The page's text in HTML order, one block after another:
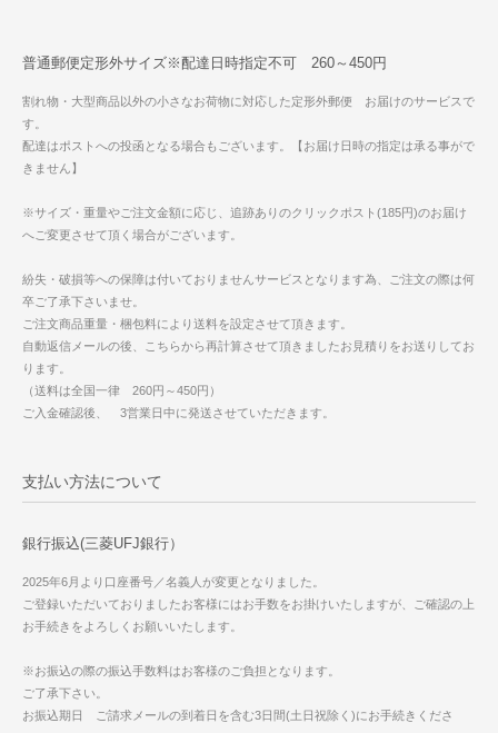
普通郵便定形外サイズ※配達日時指定不可 260～450円
割れ物・大型商品以外の小さなお荷物に対応した定形外郵便 お届けのサービスで
す。
配達はポストへの投函となる場合もございます。【お届け日時の指定は承る事がで
きません】
※サイズ・重量やご注文金額に応じ、追跡ありのクリックポスト(185円)のお届け
へご変更させて頂く場合がございます。
紛失・破損等への保障は付いておりませんサービスとなります為、ご注文の際は何
卒ご了承下さいませ。
ご注文商品重量・梱包料により送料を設定させて頂きます。
自動返信メールの後、こちらから再計算させて頂きましたお見積りをお送りしてお
ります。
（送料は全国一律 260円～450円）
ご入金確認後、 3営業日中に発送させていただきます。
支払い方法について
銀行振込(三菱UFJ銀行）
2025年6月より口座番号／名義人が変更となりました。
ご登録いただいておりましたお客様にはお手数をお掛けいたしますが、ご確認の上
お手続きをよろしくお願いいたします。
※お振込の際の振込手数料はお客様のご負担となります。
ご了承下さい。
お振込期日 ご請求メールの到着日を含む3日間(土日祝除く)にお手続きくださ